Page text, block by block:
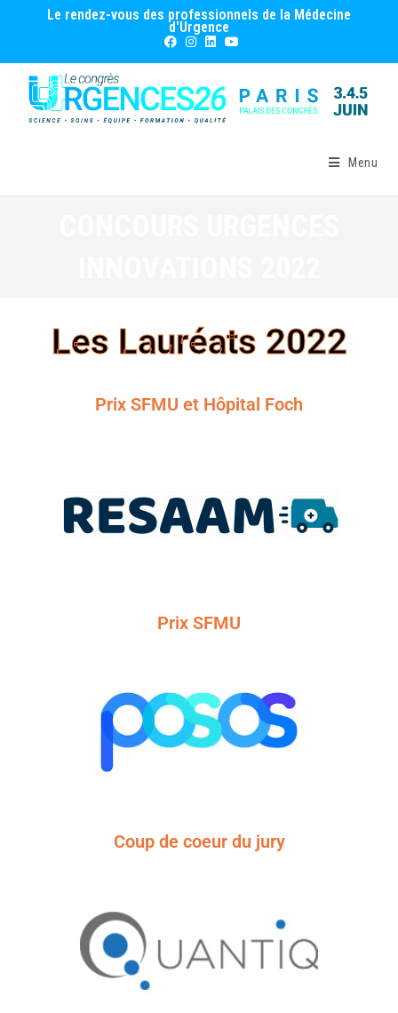
Le rendez-vous des professionnels de la Médecine
d'Urgence
Menu
Les Lauréats 2022
Prix SFMU et Hôpital Foch
Prix SFMU
Coup de coeur du jury